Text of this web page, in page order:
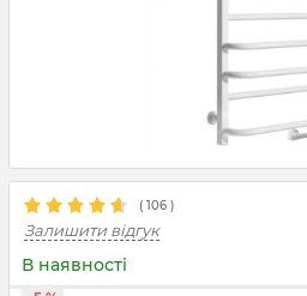
( 106 )
Залишити відгук
В наявності